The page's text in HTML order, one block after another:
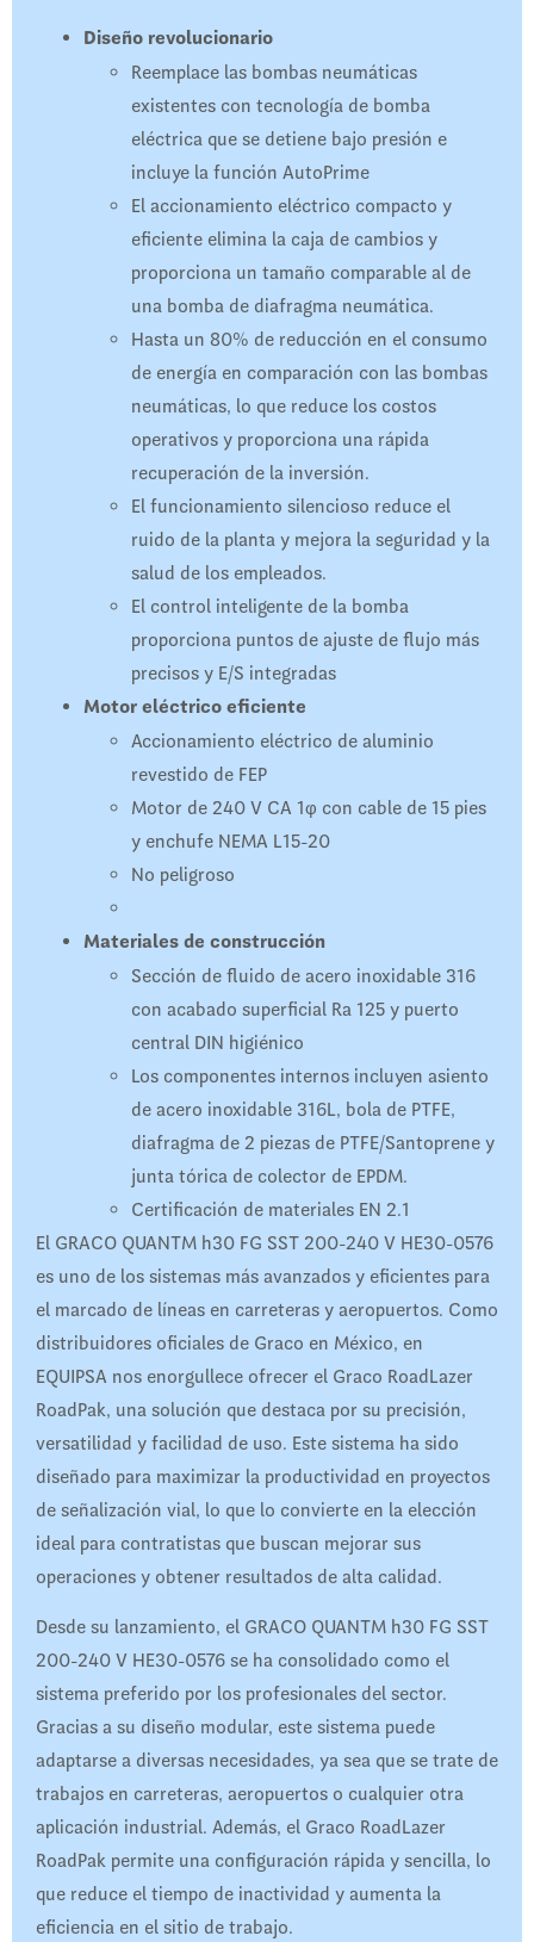
Diseño revolucionario
Reemplace las bombas neumáticas
existentes con tecnología de bomba
eléctrica que se detiene bajo presión e
incluye la función AutoPrime
El accionamiento eléctrico compacto y
eficiente elimina la caja de cambios y
proporciona un tamaño comparable al de
una bomba de diafragma neumática.
Hasta un 80% de reducción en el consumo
de energía en comparación con las bombas
neumáticas, lo que reduce los costos
operativos y proporciona una rápida
recuperación de la inversión.
El funcionamiento silencioso reduce el
ruido de la planta y mejora la seguridad y la
salud de los empleados.
El control inteligente de la bomba
proporciona puntos de ajuste de flujo más
precisos y E/S integradas
Motor eléctrico eficiente
Accionamiento eléctrico de aluminio
revestido de FEP
Motor de 240 V CA 1φ con cable de 15 pies
y enchufe NEMA L15-20
No peligroso
Materiales de construcción
Sección de fluido de acero inoxidable 316
con acabado superficial Ra 125 y puerto
central DIN higiénico
Los componentes internos incluyen asiento
de acero inoxidable 316L, bola de PTFE,
diafragma de 2 piezas de PTFE/Santoprene y
junta tórica de colector de EPDM.
Certificación de materiales EN 2.1
El GRACO QUANTM h30 FG SST 200-240 V HE30-0576
es uno de los sistemas más avanzados y eficientes para
el marcado de líneas en carreteras y aeropuertos. Como
distribuidores oficiales de Graco en México, en
EQUIPSA nos enorgullece ofrecer el Graco RoadLazer
RoadPak, una solución que destaca por su precisión,
versatilidad y facilidad de uso. Este sistema ha sido
diseñado para maximizar la productividad en proyectos
de señalización vial, lo que lo convierte en la elección
ideal para contratistas que buscan mejorar sus
operaciones y obtener resultados de alta calidad.
Desde su lanzamiento, el GRACO QUANTM h30 FG SST
200-240 V HE30-0576 se ha consolidado como el
sistema preferido por los profesionales del sector.
Gracias a su diseño modular, este sistema puede
adaptarse a diversas necesidades, ya sea que se trate de
trabajos en carreteras, aeropuertos o cualquier otra
aplicación industrial. Además, el Graco RoadLazer
RoadPak permite una configuración rápida y sencilla, lo
que reduce el tiempo de inactividad y aumenta la
eficiencia en el sitio de trabajo.